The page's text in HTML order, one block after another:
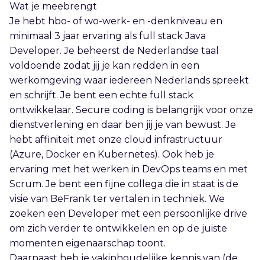
Wat je meebrengt
Je hebt hbo- of wo-werk- en -denkniveau en
minimaal 3 jaar ervaring als full stack Java
Developer. Je beheerst de Nederlandse taal
voldoende zodat jij je kan redden in een
werkomgeving waar iedereen Nederlands spreekt
en schrijft. Je bent een echte full stack
ontwikkelaar. Secure coding is belangrijk voor onze
dienstverlening en daar ben jij je van bewust. Je
hebt affiniteit met onze cloud infrastructuur
(Azure, Docker en Kubernetes). Ook heb je
ervaring met het werken in DevOps teams en met
Scrum. Je bent een fijne collega die in staat is de
visie van BeFrank ter vertalen in techniek. We
zoeken een Developer met een persoonlijke drive
om zich verder te ontwikkelen en op de juiste
momenten eigenaarschap toont.